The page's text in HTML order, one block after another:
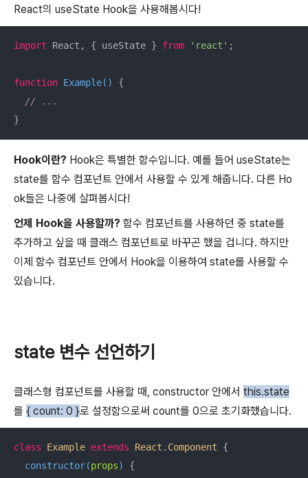
React의 useState Hook을 사용해봅시다!
import React, { useState } from 'react' ;
function Example( ) {
// ...
}
Hook이란? Hook은 특별한 함수입니다. 예를 들어 useState는
state를 함수 컴포넌트 안에서 사용할 수 있게 해줍니다. 다른 Ho
ok들은 나중에 살펴봅시다!
언제 Hook을 사용할까? 함수 컴포넌트를 사용하던 중 state를
추가하고 싶을 때 클래스 컴포넌트로 바꾸곤 했을 겁니다. 하지만
이제 함수 컴포넌트 안에서 Hook을 이용하여 state를 사용할 수
있습니다.
state 변수 선언하기
클래스형 컴포넌트를 사용할 때, constructor 안에서 this.state
를 { count: 0 }로 설정함으로써 count를 0으로 초기화했습니다.
class Example extends React . Component
{
constructor(props) {